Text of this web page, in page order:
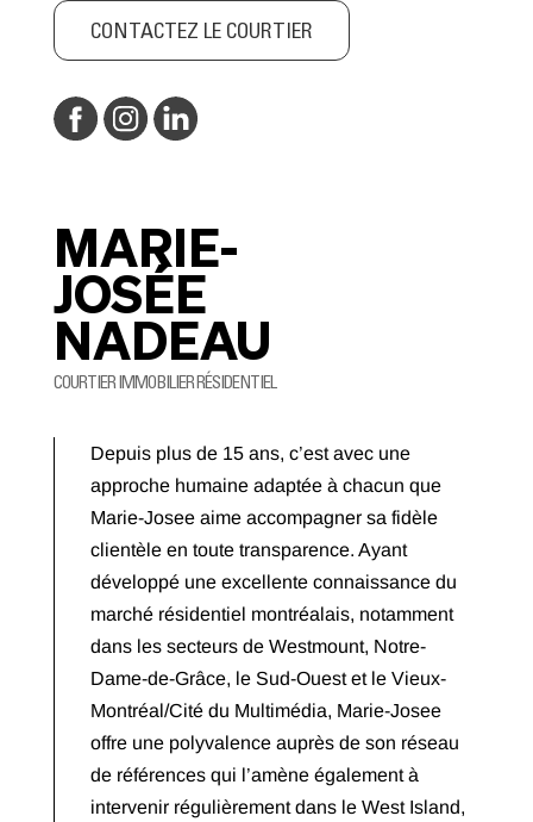
CONTACTEZ LE COURTIER
MARIE-
JOSÉE
NADEAU
COURTIER IMMOBILIER RÉSIDENTIEL
Depuis plus de 15 ans, c’est avec une
approche humaine adaptée à chacun que
Marie-Josee aime accompagner sa fidèle
clientèle en toute transparence. Ayant
développé une excellente connaissance du
marché résidentiel montréalais, notamment
dans les secteurs de Westmount, Notre-
Dame-de-Grâce, le Sud-Ouest et le Vieux-
Montréal/Cité du Multimédia, Marie-Josee
offre une polyvalence auprès de son réseau
de références qui l’amène également à
intervenir régulièrement dans le West Island,